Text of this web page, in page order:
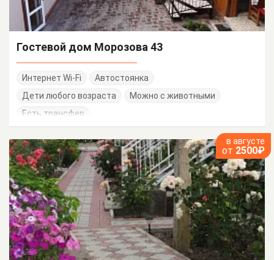
Гостевой дом Морозова 43
Интернет Wi-Fi
Автостоянка
Дети любого возраста
Можно с животными
Есть трансфер
в августе
от 2500₽